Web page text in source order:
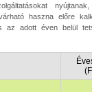
haszna előre
az adott éven belül